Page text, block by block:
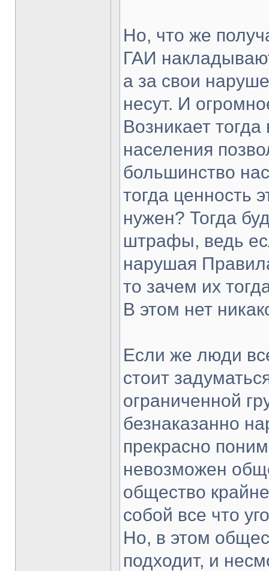
Но, что же
ГАИ
а за свои
несут. И
Возникает
населения
большинство
тогда ценность
нужен? Тогда
штрафы, ведь
нарушая
то зачем их
В этом нет
Если же люди
стоит
ограниченной
безнаказанно
прекрасно
невозможен
общество
собой все что
Но, в этом
подходит, и